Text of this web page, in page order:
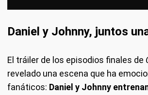
Daniel y Johnny, juntos
El tráiler de los episodios finales de
revelado una escena que ha
fanáticos: Daniel y Johnny